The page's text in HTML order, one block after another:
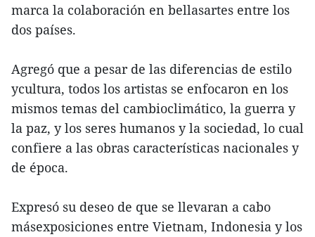
marca la colaboración en bellasartes entre los
dos países.
Agregó que a pesar de las diferencias de estilo
ycultura, todos los artistas se enfocaron en los
mismos temas del cambioclimático, la guerra y
la paz, y los seres humanos y la sociedad, lo cual
confiere a las obras características nacionales y
de época.
Expresó su deseo de que se llevaran a cabo
másexposiciones entre Vietnam, Indonesia y los